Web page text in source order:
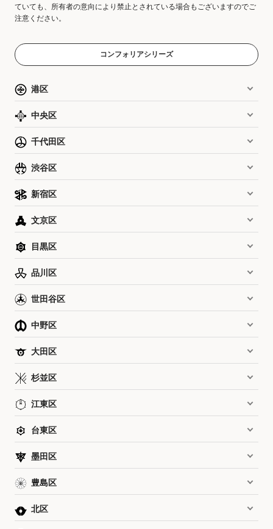
ていても、所有者の意向により禁止とされている場合もございますのでご
注意ください。
コンフォリアシリーズ
港区
中央区
千代田区
渋谷区
新宿区
文京区
目黒区
品川区
世田谷区
中野区
大田区
杉並区
江東区
台東区
墨田区
豊島区
北区